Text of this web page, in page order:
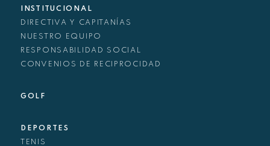
INSTITUCIONAL
DIRECTIVA Y CAPITANÍAS
NUESTRO EQUIPO
RESPONSABILIDAD SOCIAL
CONVENIOS DE RECIPROCIDAD
GOLF
DEPORTES
TENIS